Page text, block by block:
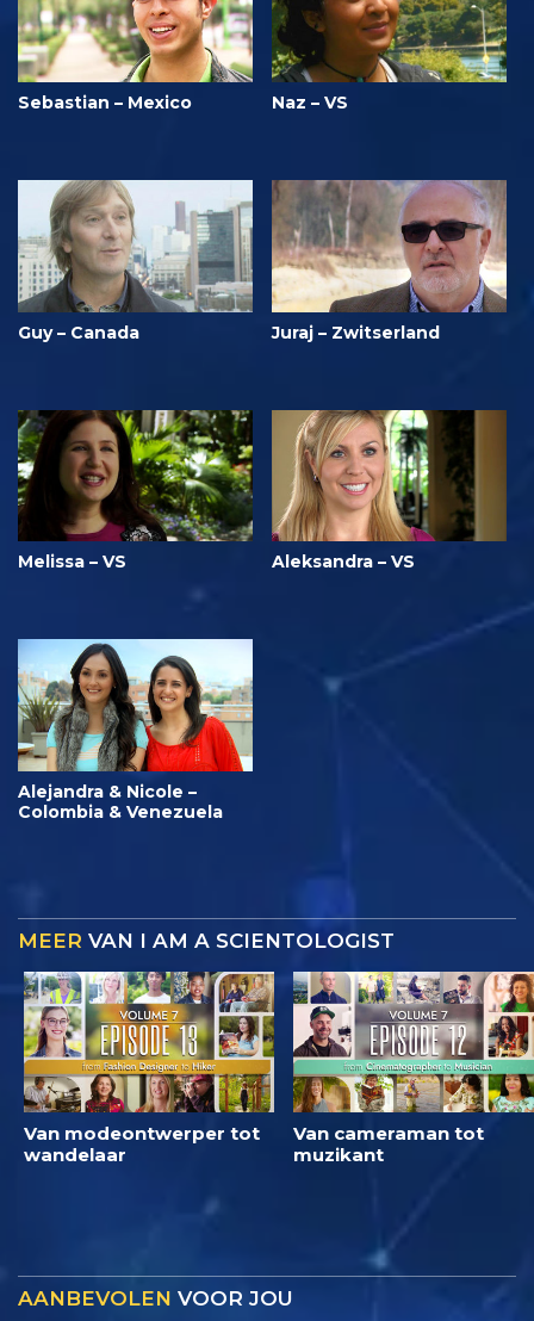
Sebastian – Mexico Naz – VS
Guy – Canada Juraj – Zwitserland
Melissa – VS Aleksandra – VS
Alejandra & Nicole –
Colombia & Venezuela
MEER VAN I AM A SCIENTOLOGIST
Van modeontwerper tot
wandelaar
Van cameraman tot
muzikant
AANBEVOLEN VOOR JOU